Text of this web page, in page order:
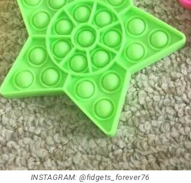
INSTAGRAM: @fidgets_forever76